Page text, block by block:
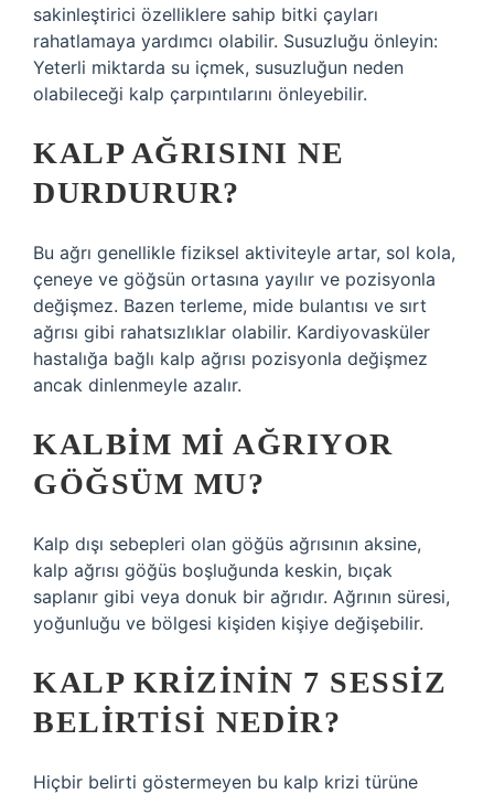
sakinleştirici özelliklere sahip bitki çayları
rahatlamaya yardımcı olabilir. Susuzluğu önleyin:
Yeterli miktarda su içmek, susuzluğun neden
olabileceği kalp çarpıntılarını önleyebilir.
KALP AĞRISINI NE
DURDURUR?
Bu ağrı genellikle fiziksel aktiviteyle artar, sol kola,
çeneye ve göğsün ortasına yayılır ve pozisyonla
değişmez. Bazen terleme, mide bulantısı ve sırt
ağrısı gibi rahatsızlıklar olabilir. Kardiyovasküler
hastalığa bağlı kalp ağrısı pozisyonla değişmez
ancak dinlenmeyle azalır.
KALBIM MI AĞRIYOR
GÖĞSÜM MU?
Kalp dışı sebepleri olan göğüs ağrısının aksine,
kalp ağrısı göğüs boşluğunda keskin, bıçak
saplanır gibi veya donuk bir ağrıdır. Ağrının süresi,
yoğunluğu ve bölgesi kişiden kişiye değişebilir.
KALP KRIZININ 7 SESSIZ
BELIRTISI NEDIR?
Hiçbir belirti göstermeyen bu kalp krizi türüne